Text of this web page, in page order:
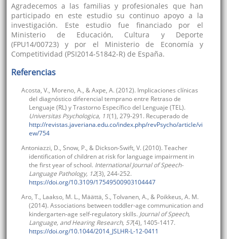
Agradecemos a las familias y profesionales que han
participado en este estudio su continuo apoyo a la
investigación. Este estudio fue financiado por el
Ministerio de Educación, Cultura y Deporte
(FPU14/00723) y por el Ministerio de Economía y
Competitividad (PSI2014-51842-R) de España.
Referencias
Acosta, V., Moreno, A., & Axpe, A. (2012). Implicaciones clínicas
del diagnóstico diferencial temprano entre Retraso de
Lenguaje (RL) y Trastorno Específico del Lenguaje (TEL).
Universitas Psychologica, 11(1), 279-291. Recuperado de
http://revistas.javeriana.edu.co/index.php/revPsycho/article/vi
ew/754
Antoniazzi, D., Snow, P., & Dickson-Swift, V. (2010). Teacher
identification of children at risk for language impairment in
the first year of school. International Journal of Speech-
Language Pathology, 12(3), 244-252.
https://doi.org/10.3109/17549500903104447
Aro, T., Laakso, M. L., Määttä, S., Tolvanen, A., & Poikkeus, A. M.
(2014). Associations between toddler-age communication and
kindergarten-age self-regulatory skills. Journal of Speech,
Language, and Hearing Research, 57(4), 1405-1417.
https://doi.org/10.1044/2014_JSLHR-L-12-0411